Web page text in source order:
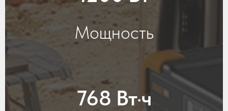
Мощность
768 Вт·ч